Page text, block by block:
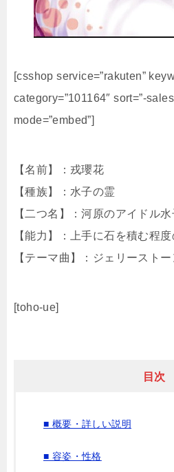
[csshop service=”rakuten”
category=”101164″ sort=”-
mode=”embed”]
【名前】：戎瓔花
【種族】：水子の霊
【二つ名】：河原のアイドル水
【能力】：上手に石を積む程度
【テーマ曲】：ジェリーストー
[toho-ue]
目次
■ 概要・詳しい説明
■ 容姿・性格